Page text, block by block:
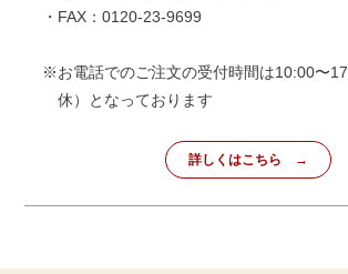
・FAX：0120-23-9699
※お電話でのご注文の受付時間は10:00〜
休）となっております
詳しくはこちら